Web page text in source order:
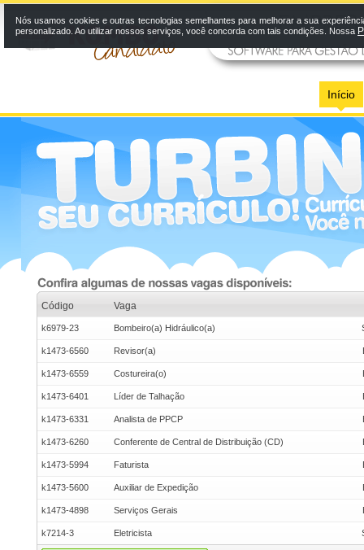
Início
Código Vaga
k6979-23 Bombeiro(a) Hidráulico(a)
k1473-6560 Revisor(a)
k1473-6559 Costureira(o)
k1473-6401 Líder de Talhação
k1473-6331 Analista de PPCP
k1473-6260 Conferente de Central de Distribuição (CD)
k1473-5994 Faturista
k1473-5600 Auxiliar de Expedição
k1473-4898 Serviços Gerais
k7214-3 Eletricista
Nós usamos cookies e outras tecnologias semelhantes para melhorar a sua
personalizado. Ao utilizar nossos serviços, você concorda com tais condições. Nossa